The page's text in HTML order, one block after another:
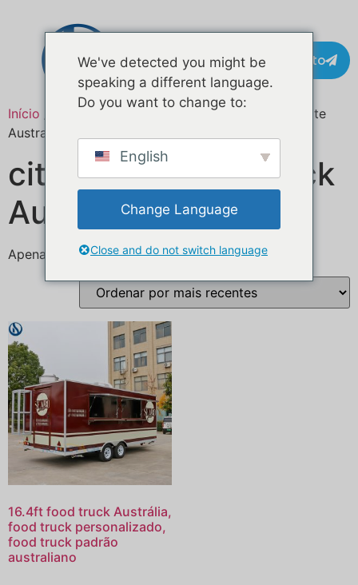
Contacto
Início / Produtos etiquetados com “food truck quote
Australia”
citação de food truck
Austrália
Apenas um resultado
16.4ft food truck Austrália,
food truck personalizado,
food truck padrão
australiano
We've detected you might be
speaking a different language.
Do you want to change to:
English
Change Language
Close and do not switch language